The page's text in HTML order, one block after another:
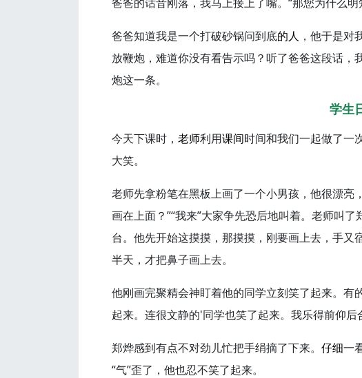
爸爸知道我是一个打破砂锅问到底的人 ，他于是对
放鞭炮，难道你没有看告示吗？听了爸爸这段话
炮这一条。
学生
今天下课时， 老师利用课间时间和我们一起做了一
大笑。
老师先拿粉笔在黑板上画了一个小男孩，他很漂亮
画在上面？”“我来”大家争先恐后地叫着。老师叫
台。他先开始这摸摸，那摸摸，刚要画上去，手又
半天，才把鼻子画上去。
他刚画完聚精会神盯着他的同学立刻笑了起来。
起来。连很文静的'同学也笑了起来。我乐得前仰后
郑烨感到有点不对劲儿忙把手绢摘了下来。 仔细一
“气”歪了，他也忍不笑了起来。